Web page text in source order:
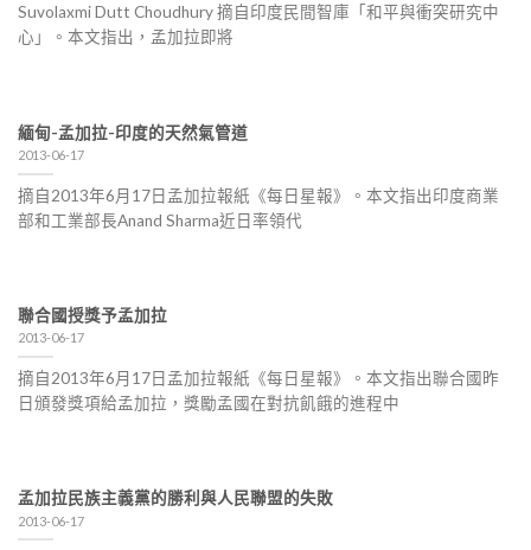
Suvolaxmi Dutt Choudhury 摘自印度民間智庫「和平與衝突研究中
心」。本文指出，孟加拉即將
緬甸-孟加拉-印度的天然氣管道
2013-06-17
摘自2013年6月17日孟加拉報紙《每日星報》。本文指出印度商業
部和工業部長Anand Sharma近日率領代
聯合國授獎予孟加拉
2013-06-17
摘自2013年6月17日孟加拉報紙《每日星報》。本文指出聯合國昨
日頒發獎項給孟加拉，獎勵孟國在對抗飢餓的進程中
孟加拉民族主義黨的勝利與人民聯盟的失敗
2013-06-17